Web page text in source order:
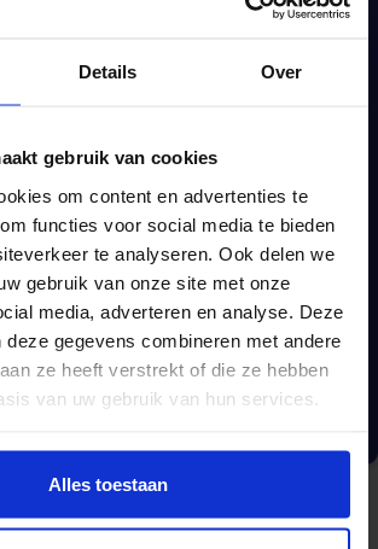
Details Over
gebruik van cookies
om content en advertenties te
functies voor social media te bieden
te analyseren. Ook delen we
gebruik van onze site met onze
media, adverteren en analyse. Deze
deze gegevens combineren met andere
ze heeft verstrekt of die ze hebben
van uw gebruik van hun services.
Alles toestaan
Een complete
méér dan 670 hypotheken.
Vergelijk nu